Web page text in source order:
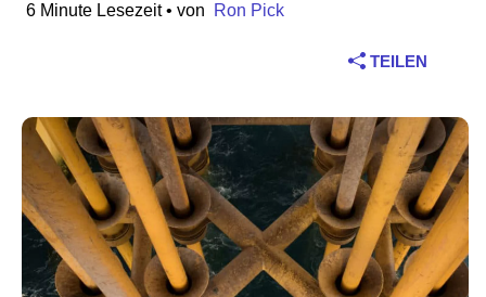
Telekommunikation
Technologie
Öffentlicher Sektor
6 Minute Lesezeit• von Ron Pick
TEILEN